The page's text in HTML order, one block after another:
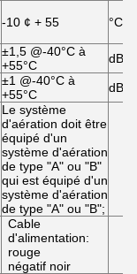
-10 ¢ + 55 °C
±1,5 @-40°C à
+55°C
dB
±1 @-40°C à
+55°C
dB
Le système
d'aération doit être
équipé d'un
système d'aération
de type "A" ou "B"
qui est équipé d'un
système d'aération
de type "A" ou "B";
Cable
d'alimentation:
rouge
négatif noir